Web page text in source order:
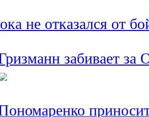
не отказался от
забивает за